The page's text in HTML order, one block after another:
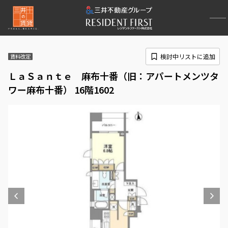
賃料改定
ＬａＳａｎｔｅ 麻布十番（旧：アパートメンツタ
ワー麻布十番） 16階1602
検討中リストに追加